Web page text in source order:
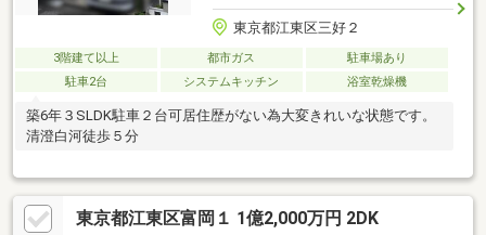
東京都江東区三好２
3階建て以上 都市ガス
駐車場あり
駐車2台
システムキッチン 浴室乾燥機
築6年３SLDK駐車２台可居住歴がない為大変きれいな状態です。
清澄白河徒歩５分
東京都江東区富岡１ 1億2,000万円 2DK